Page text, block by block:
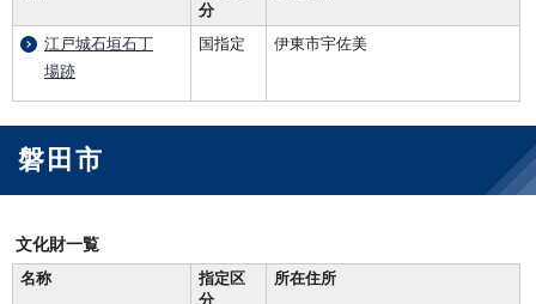
分
江戸城石垣石丁
場跡
国指定 伊東市宇佐美
磐田市
文化財一覧
名称
指定区
分
所在住所